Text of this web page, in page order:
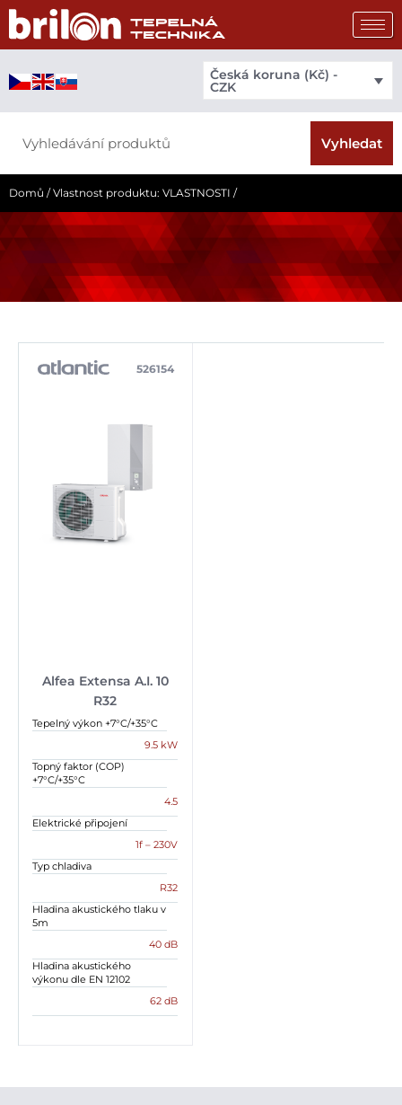
Přeskočit
obsah
Česká koruna (Kč) -
CZK
Vyhledat
Domů / Vlastnost produktu: VLASTNOSTI / ​
Alfea Extensa A.I. 10
R32
526154
Tepelný výkon +7°C/+35°C
9.5 kW
Topný faktor (COP)
+7°C/+35°C
4.5
Elektrické připojení
1f – 230V
Typ chladiva
R32
Hladina akustického tlaku v
5m
40 dB
Hladina akustického
výkonu dle EN 12102
62 dB